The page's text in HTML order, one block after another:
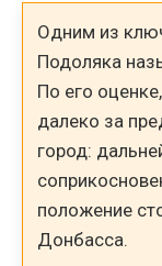
Одним из
Подоляка
По его
далеко за
город:
положение
Донбасса.